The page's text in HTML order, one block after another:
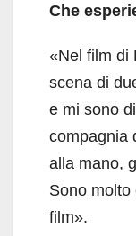
Che
«Nel film di
scena di
e mi sono
compagnia
alla mano,
Sono molto
film».